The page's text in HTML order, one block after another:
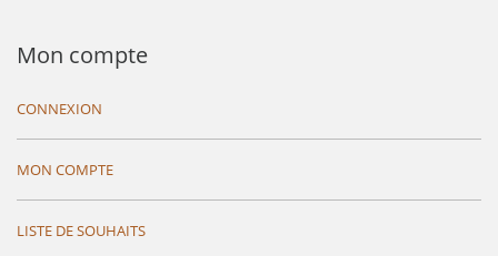
Mon compte
CONNEXION
MON COMPTE
LISTE DE SOUHAITS